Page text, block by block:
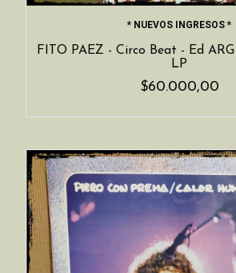
* NUEVOS INGRESOS *
FITO PAEZ - Circo Beat - Ed
LP
$60.000,00